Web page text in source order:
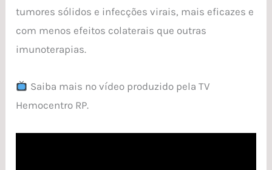
tumores sólidos e infecções virais, mais eficazes e
com menos efeitos colaterais que outras
imunoterapias.
Saiba mais no vídeo produzido pela TV
Hemocentro RP.